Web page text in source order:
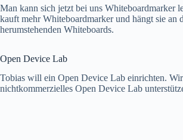
Man kann sich jetzt bei uns Whiteboardmarker
kauft mehr Whiteboardmarker und hängt sie an
herumstehenden Whiteboards.
Open Device Lab
Tobias will ein Open Device Lab einrichten.
nichtkommerzielles Open Device Lab